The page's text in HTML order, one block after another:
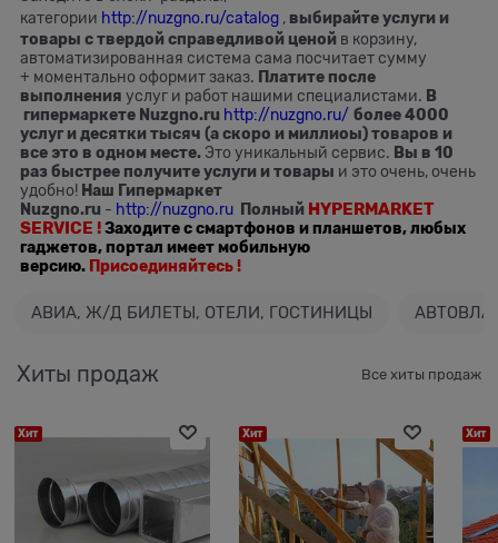
категории http://nuzgno.ru/catalog , выбирайте услуги и
товары с твердой справедливой ценой в корзину,
автоматизированная система сама посчитает сумму
+ моментально оформит заказ. Платите после
выполнения услуг и работ нашими специалистами. В
гипермаркете Nuzgno.ru http://nuzgno.ru/ более 4000
услуг и десятки тысяч (а скоро и миллиоы) товаров и
все это в одном месте. Это уникальный сервис. Вы в 10
раз быстрее получите услуги и товары и это очень, очень
удобно! Наш Гипермаркет
Nuzgno.ru - http://nuzgno.ru Полный HYPERMARKET
SERVICE !Заходите с смартфонов и планшетов, любых
гаджетов, портал имеет мобильную
версию. Присоединяйтесь !
АВИА, Ж/Д БИЛЕТЫ, ОТЕЛИ, ГОСТИНИЦЫ
Хиты продаж Все хиты продаж
Хит Хит Хит